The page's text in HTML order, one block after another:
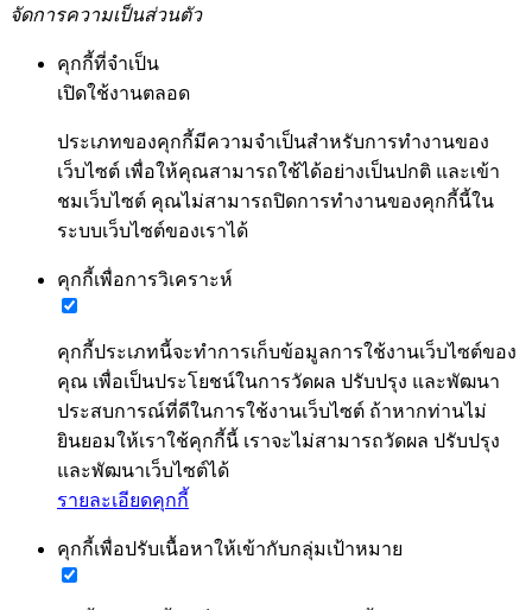
จัดการความเป็นส่วนตัว
คุกกี้ที่จำเป็น
เปิดใช้งานตลอด
ประเภทของคุกกี้มีความจำเป็นสำหรับการทำงานของ
เว็บไซต์ เพื่อให้คุณสามารถใช้ได้อย่างเป็นปกติ และเข้า
ชมเว็บไซต์ คุณไม่สามารถปิดการทำงานของคุกกี้นี้ใน
ระบบเว็บไซต์ของเราได้
คุกกี้เพื่อการวิเคราะห์
คุกกี้ประเภทนี้จะทำการเก็บข้อมูลการใช้งานเว็บไซต์ของ
คุณ เพื่อเป็นประโยชน์ในการวัดผล ปรับปรุง และพัฒนา
ประสบการณ์ที่ดีในการใช้งานเว็บไซต์ ถ้าหากท่านไม่
ยินยอมให้เราใช้คุกกี้นี้ เราจะไม่สามารถวัดผล ปรับปรุง
และพัฒนาเว็บไซต์ได้
รายละเอียดคุกกี้
คุกกี้เพื่อปรับเนื้อหาให้เข้ากับกลุ่มเป้าหมาย